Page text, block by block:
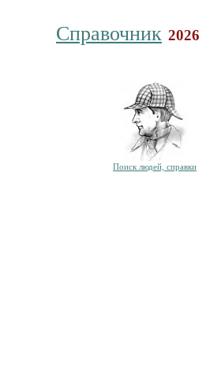
Справочник 2026
Поиск людей, справки